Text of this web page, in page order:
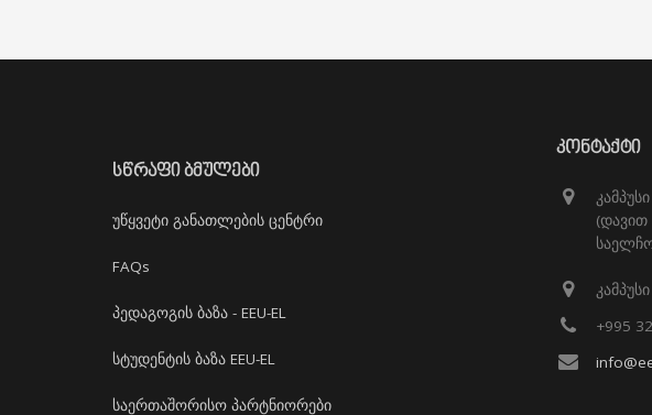
ᲡᲬᲠᲐᲤᲘ ᲑᲛᲣᲚᲔᲑᲘ
უწყვეტი განათლების ცენტრი
FAQs
პედაგოგის ბაზა - EEU-EL
სტუდენტის ბაზა EEU-EL
საერთაშორისო პარტნიორები
ᲙᲝᲜᲢᲐᲥᲢᲘ
(დავით
+995